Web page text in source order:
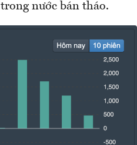
nước bán tháo.